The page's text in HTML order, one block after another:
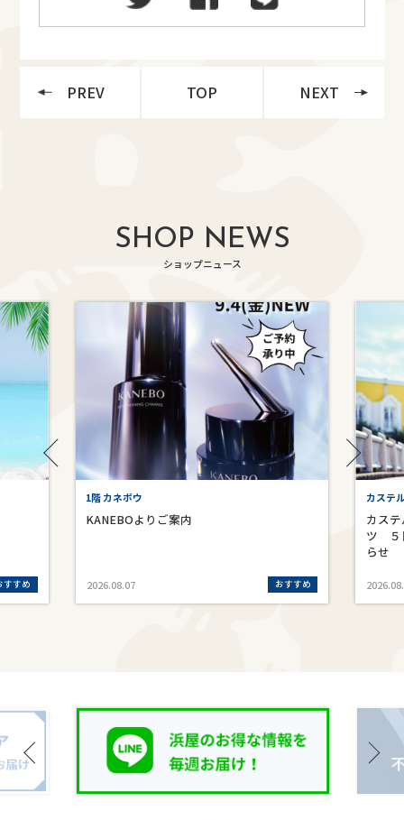
PREV TOP NEXT
SHOP NEWS
ショップニュース
すすめ
1階 カネボウ
KANEBOよりご案内
2026.08.07 おすすめ
カステ
カス
ツ ５
らせ